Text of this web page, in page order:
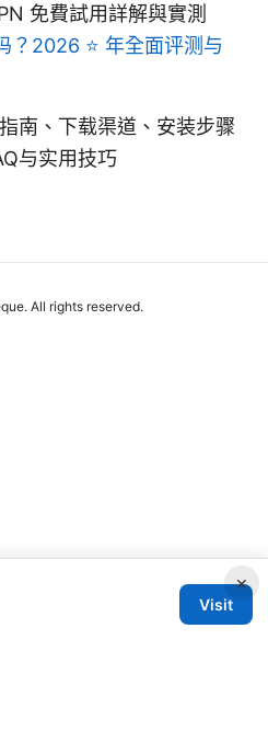
免費試用詳解與實測
2026 ⭐ 年全面评测与
南、下载渠道、安装步骤
与实用技巧
×
Visit
All rights reserved.